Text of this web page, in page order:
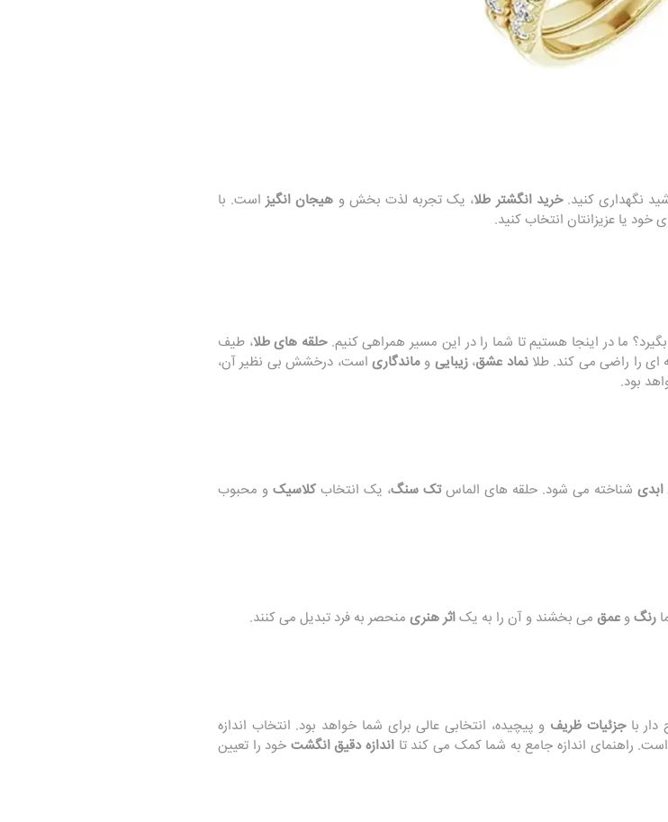
نگهداری کنید.خرید انگشتر طلا، یک تجربه لذت‌ بخش و هیجان‌ انگیزاست. با
خود یا عزیزانتان انتخاب کنید.
ما در اینجا هستیم تا شما را در این مسیر همراهی کنیم. حلقه‌ های طلا، طیف
ای را راضی می‌ کند. طلا نماد عشق،زیبایی و ماندگاری است، درخشش بی‌ نظیر آن،
بود.
شناخته می‌ شود. حلقه‌ های الماستک‌ سنگ، یک انتخابکلاسیکو محبوب
رنگو عمق می‌ بخشند و آن را به یکاثر هنری منحصر به فرد تبدیل می‌ کنند.
باجزئیات ظریف و پیچیده، انتخابی عالی برای شما خواهد بود. انتخاب اندازه
راهنمای اندازه جامع به شما کمک می‌ کند تا اندازه دقیق انگشت خود را تعیین